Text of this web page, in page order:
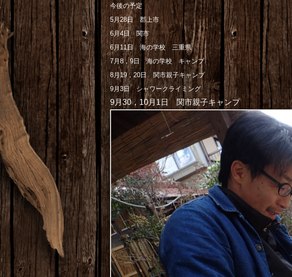
今後の予定
5月28日 郡上市
6月4日 関市
6月11日 海の学校 三重県
7月8，9日 海の学校 キャンプ
8月19，20日 関市親子キャンプ
9月3日 シャワークライミング
9月30，10月1日 関市親子キャンプ